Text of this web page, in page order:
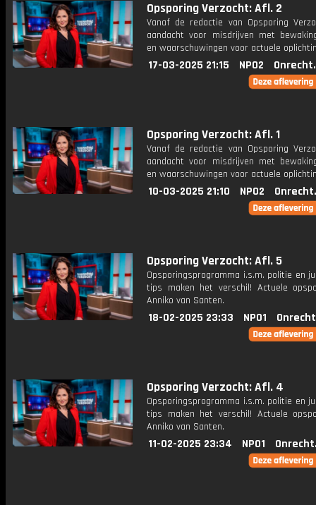
Opsporing Verzocht: Afl. 2
Vanaf de redactie van Opsporing
aandacht voor misdrijven met
en waarschuwingen voor actuele
17-03-2025 21:15 NPO2
Opsporing Verzocht: Afl. 1
Vanaf de redactie van Opsporing
aandacht voor misdrijven met
en waarschuwingen voor actuele
10-03-2025 21:10 NPO2
Opsporing Verzocht: Afl. 5
Opsporingsprogramma i.s.m. politie en
tips maken het verschil! Actuele
Anniko van Santen.
18-02-2025 23:33 NPO1
Opsporing Verzocht: Afl. 4
Opsporingsprogramma i.s.m. politie en
tips maken het verschil! Actuele
Anniko van Santen.
11-02-2025 23:34 NPO1